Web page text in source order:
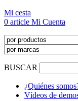
Mi cesta
0 article Mi Cuenta
BUSCAR
¿Quiénes
Vídeos de